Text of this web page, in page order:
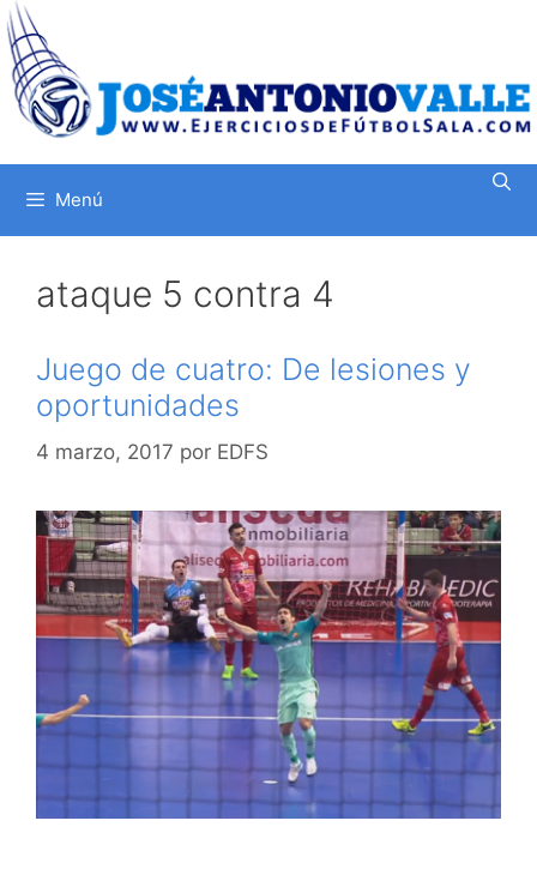
Saltar
al
contenido
Menú
ataque 5 contra 4
Juego de cuatro: De lesiones y
oportunidades
4 marzo, 2017 por EDFS